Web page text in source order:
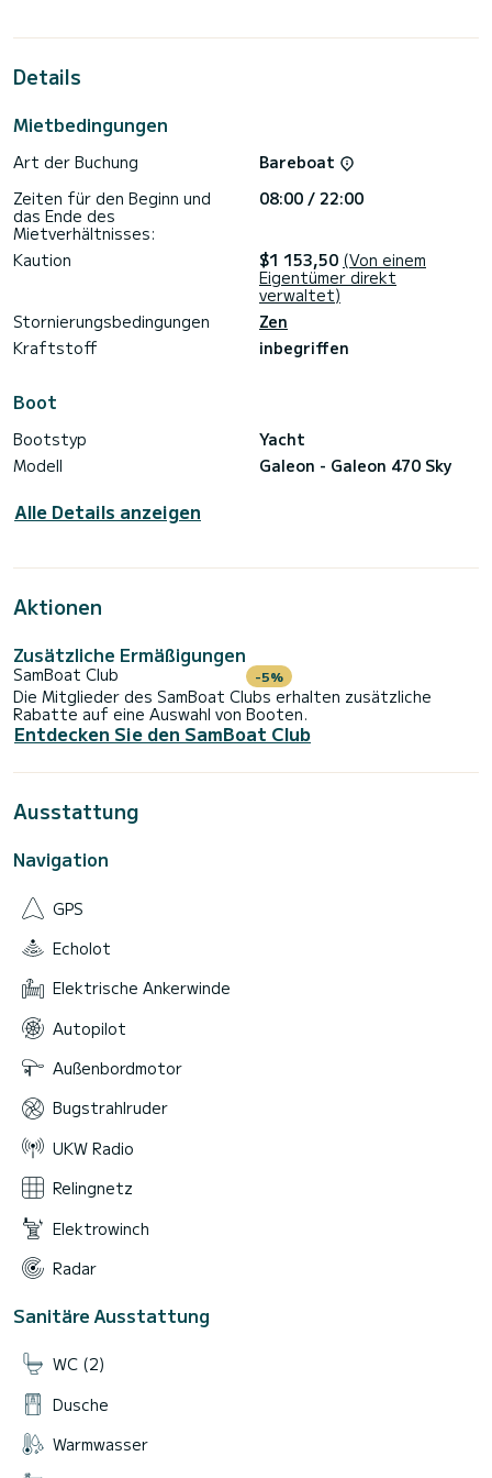
Details
Mietbedingungen
Art der Buchung
Bareboat
Zeiten für den Beginn und
das Ende des
Mietverhältnisses:
08:00 / 22:00
Kaution $1 153,50 (Von einem
Eigentümer direkt
verwaltet)
Stornierungsbedingungen
Zen
Kraftstoff
inbegriffen
Boot
Bootstyp
Yacht
Modell
Galeon - Galeon 470 Sky
Alle Details anzeigen
Aktionen
Zusätzliche Ermäßigungen
SamBoat Club -5%
Die Mitglieder des SamBoat Clubs erhalten zusätzliche
Rabatte auf eine Auswahl von Booten.
Entdecken Sie den SamBoat Club
Ausstattung
Navigation
GPS
Echolot
Elektrische Ankerwinde
Autopilot
Außenbordmotor
Bugstrahlruder
UKW Radio
Relingnetz
Elektrowinch
Radar
Sanitäre Ausstattung
WC (2)
Dusche
Warmwasser